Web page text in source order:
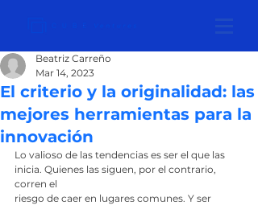
El criterio y la originalidad: las
mejores herramientas para la
innovación
Beatriz Carreño
Mar 14, 2023
Lo valioso de las tendencias es ser el que las
inicia. Quienes las siguen, por el contrario,
corren el
riesgo de caer en lugares comunes. Y ser